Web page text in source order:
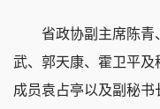
省政协副主席陈青
武、郭天康、霍卫平及
成员袁占亭以及副秘